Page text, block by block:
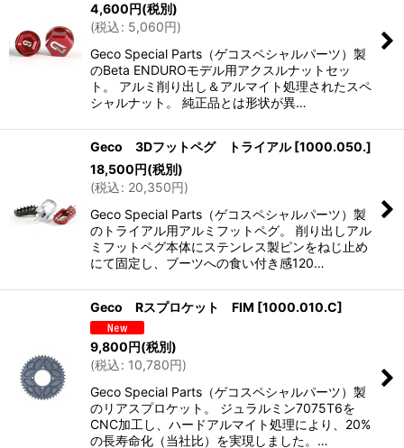
4,600円(税別)
(税込: 5,060円)
Geco Special Parts（ゲコスペシャルパーツ）製
のBeta ENDUROモデル用アクスルナットセッ
ト。 アルミ削り出し＆アルマイト処理されたスペ
シャルナット。 純正品とは形状が異…
Geco 3Dフットペグ トライアル [1000.050.]
18,500円(税別)
(税込: 20,350円)
Geco Special Parts（ゲコスペシャルパーツ）製
のトライアル用アルミフットペグ。 削り出しアル
ミフットペグ本体にステンレス製ピンをねじ止め
にて固定し、ブーツへの食い付き感120…
Geco Rスプロケット FIM [1000.010.C]
9,800円(税別)
(税込: 10,780円)
Geco Special Parts（ゲコスペシャルパーツ）製
のリアスプロケット。 ジュラルミン7075T6を
CNC加工し、ハードアルマイト処理により、20%
の長寿命化（当社比）を実現しました。…